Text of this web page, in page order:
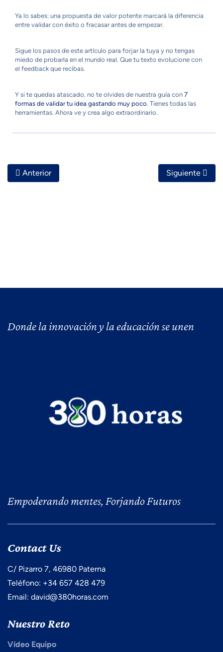
Ya lo sabes: una propuesta de valor potente marcará la diferencia
entre validar con éxito o fracasar antes de empezar.
Sigue los pasos de este artículo para forjar la tuya y no tengas
miedo de probarla en el mundo real. Que tu texto evolucione con
el feedback que recibas.
Y si te quedas atascado, no te olvides de nuestra guía con 7
formas de validar tu idea gastando muy poco. Tienes todas las
herramientas. Ahora ve y crea algo extraordinario.
Artículo Anterior: Cómo Usar Inteligencia Artificial Para
Anterior Artículo
Siguiente
Donde la innovación y la educación se unen
Empoderando mentes, Forjando Futuros
Contact Us
C/ Pizarro 7, 46980 Paterna
Teléfono: +34 657 428 479
Email: david@380horas.com
Nuestro Reto
Vídeo Equipo